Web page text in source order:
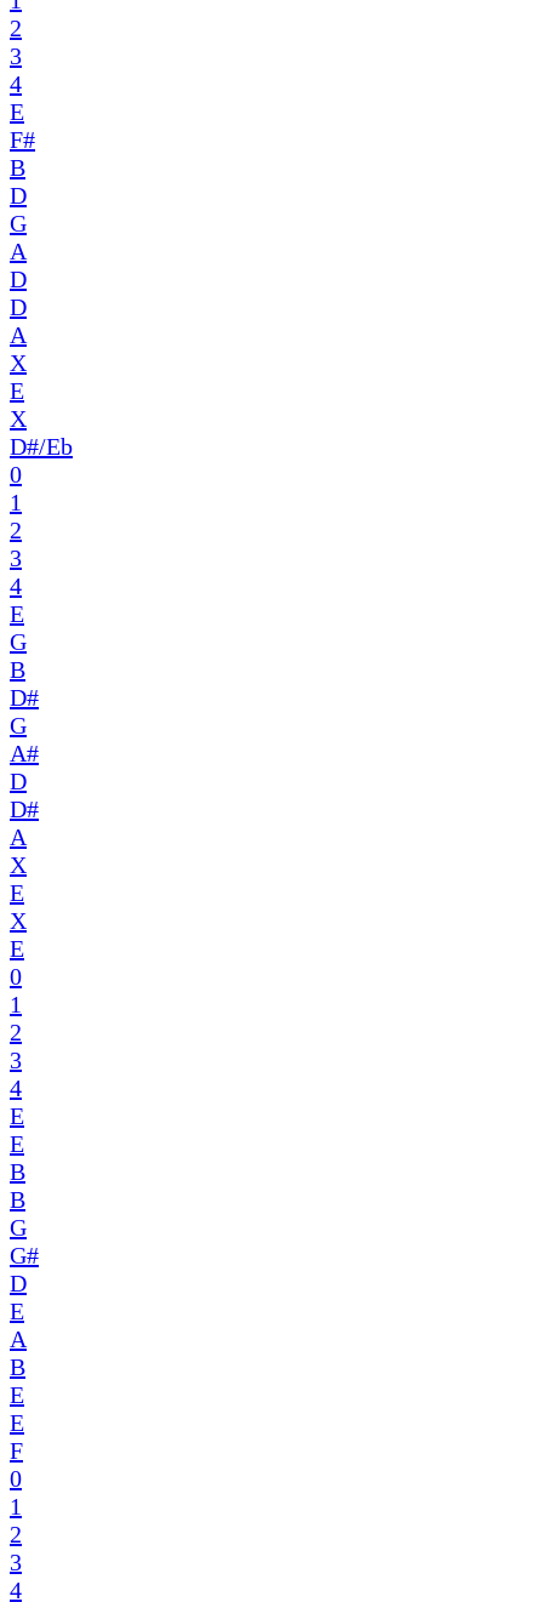
2
3
4
E
F#
B
D
G
A
D
D
A
X
E
X
D#/Eb
0
1
2
3
4
E
G
B
D#
G
A#
D
D#
A
X
E
X
E
0
1
2
3
4
E
E
B
B
G
G#
D
E
A
B
E
E
F
0
1
2
3
4